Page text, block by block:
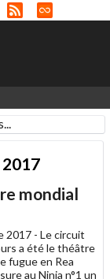
mondial
2017 - Le circuit
a été le théâtre
fugue en Rea
au Ninja n°1 un